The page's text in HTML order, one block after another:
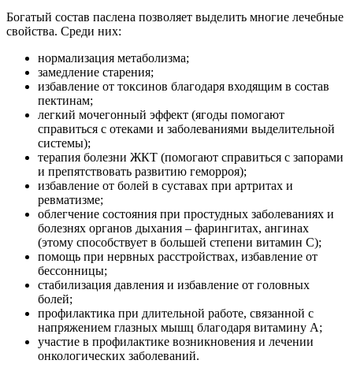
Богатый состав паслена позволяет выделить многие лечебные
свойства. Среди них:
нормализация метаболизма;
замедление старения;
избавление от токсинов благодаря входящим в состав
пектинам;
легкий мочегонный эффект (ягоды помогают
справиться с отеками и заболеваниями выделительной
системы);
терапия болезни ЖКТ (помогают справиться с запорами
и препятствовать развитию геморроя);
избавление от болей в суставах при артритах и
ревматизме;
облегчение состояния при простудных заболеваниях и
болезнях органов дыхания – фарингитах, ангинах
(этому способствует в большей степени витамин С);
помощь при нервных расстройствах, избавление от
бессонницы;
стабилизация давления и избавление от головных
болей;
профилактика при длительной работе, связанной с
напряжением глазных мышц благодаря витамину А;
участие в профилактике возникновения и лечении
онкологических заболеваний.